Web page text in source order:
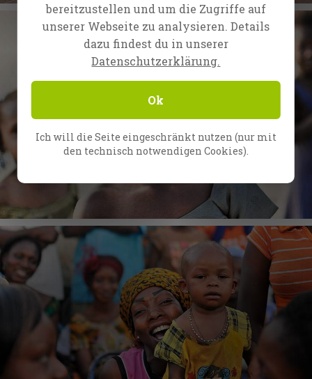
bereitzustellen und um die Zugriffe auf
unserer Webseite zu analysieren. Details
dazu findest du in unserer
Datenschutzerklärung.
Ok
Ich will die Seite eingeschränkt nutzen (nur mit
den technisch notwendigen Cookies).